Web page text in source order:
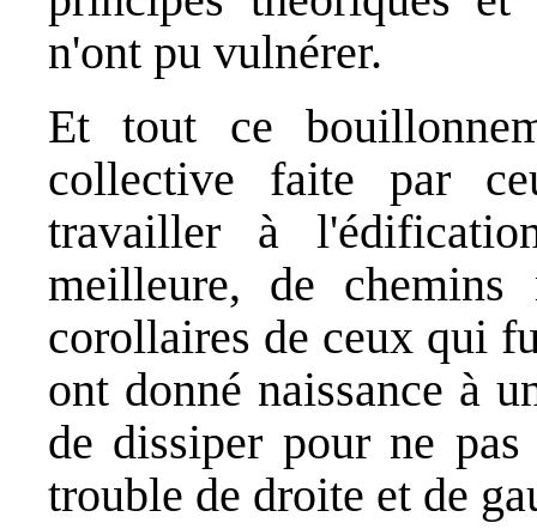
n'ont pu vulnérer.
Et tout ce
collective faite par
travailler à
meilleure, de chemins
corollaires de ceux qui
ont donné naissance à
de dissiper pour ne
trouble de droite et de